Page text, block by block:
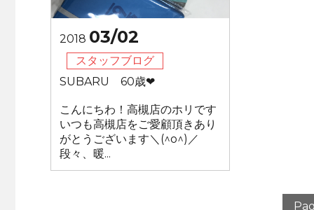
2018 03/02
スタッフブログ
SUBARU 60歳❤
こんにちわ！高槻店のホリです
いつも高槻店をご愛顧頂きあり
がとうございます＼(^o^)／
段々、暖...